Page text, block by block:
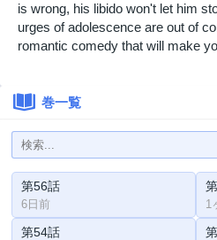
is wrong, his libido won't let him
urges of adolescence are out of
romantic comedy that will make
巻一覧
第56話
6日前 1
第54話